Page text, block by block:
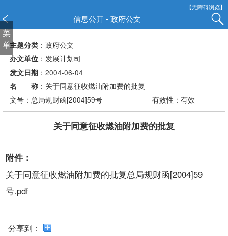
【无障碍浏览】
信息公开 - 政府公文
菜
单主题分类：政府公文
办文单位：发展计划司
发文日期：2004-06-04
名 称：关于同意征收燃油附加费的批复
文号：总局规财函[2004]59号
有效性：有效
关于同意征收燃油附加费的批复
附件：
关于同意征收燃油附加费的批复总局规财函[2004]59
号.pdf
分享到：
窗
口
打
开
明
Alt
加
波
浪